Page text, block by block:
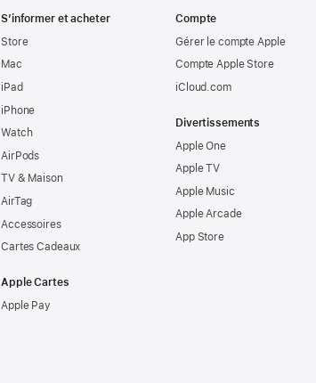
S’informer et acheter
Store
Mac
iPad
iPhone
Watch
AirPods
TV & Maison
AirTag
Accessoires
Cartes Cadeaux
Apple Cartes
Apple Pay
Compte
Gérer le compte Apple
Compte Apple Store
iCloud.com
Divertissements
Apple One
Apple TV
Apple Music
Apple Arcade
App Store